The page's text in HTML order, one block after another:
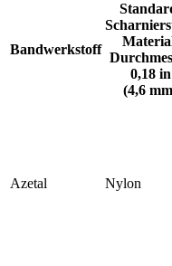
Bandwerkstoff
0,18 in
(4,6
Azetal Nylon